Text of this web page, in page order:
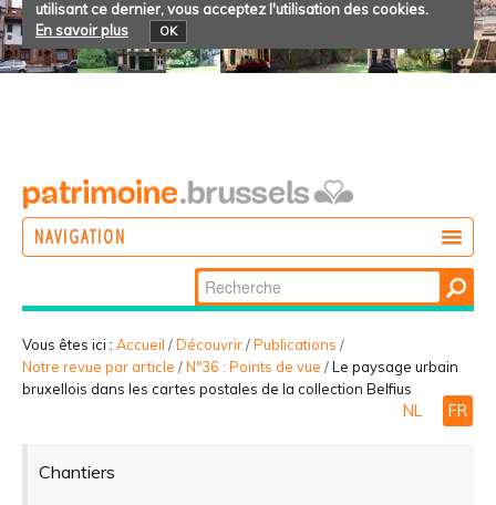
utilisant ce dernier, vous acceptez l'utilisation des cookies.
En savoir plus
OK
NAVIGATION
PARTICIPER
Chercher par
Recherche
avancée…
Vous êtes ici : Accueil /Découvrir/Publications /
Notre revue par article /N°36 : Points de vue /Le paysage urbain
bruxellois dans les cartes postales de la collection Belfius
NL FR
Chantiers